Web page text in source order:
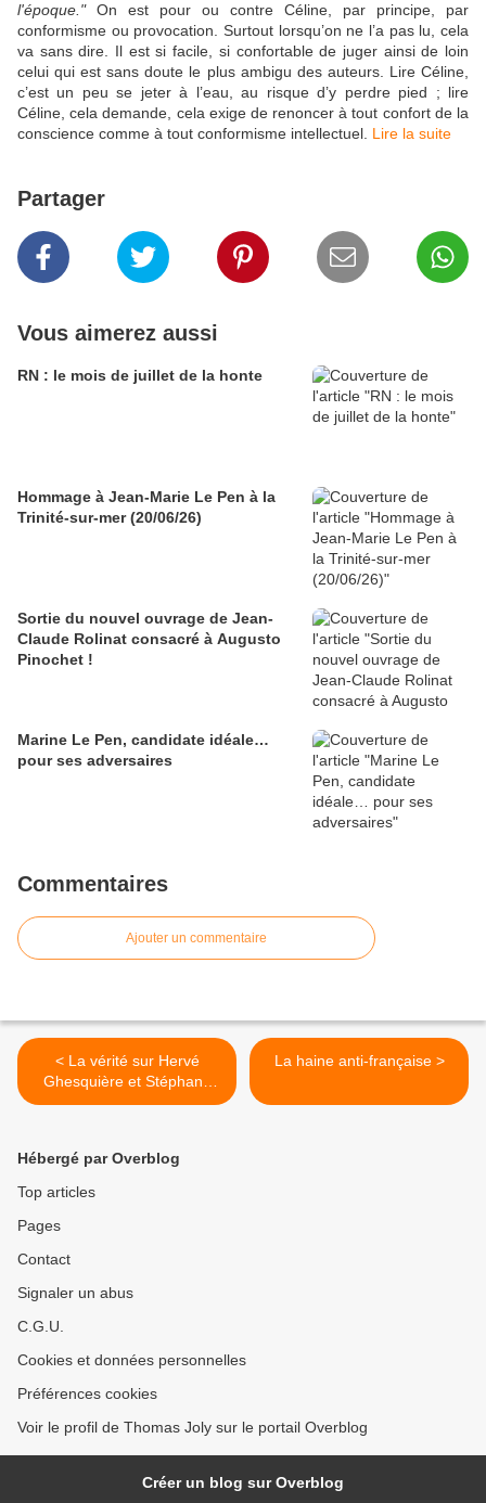
l'époque."On est pour ou contre Céline, par principe, par
conformisme ou provocation. Surtout lorsqu’on ne l’a pas lu, cela
va sans dire. Il est si facile, si confortable de juger ainsi de loin
celui qui est sans doute le plus ambigu des auteurs. Lire Céline,
c’est un peu se jeter à l’eau, au risque d’y perdre pied ; lire
Céline, cela demande, cela exige de renoncer à tout confort de la
conscience comme à tout conformisme intellectuel. Lire la suite
Partager
Vous aimerez aussi
RN : le mois de juillet de la honte
Hommage à Jean-Marie Le Pen à la
Trinité-sur-mer (20/06/26)
Sortie du nouvel ouvrage de Jean-
Claude Rolinat consacré à Augusto
Pinochet !
Marine Le Pen, candidate idéale…
pour ses adversaires
Commentaires
Ajouter un commentaire
< La vérité sur Hervé
Ghesquière et Stéphane
Taponier (par Sylvia & Jules
La haine anti-française >
Hébergé par Overblog
Top articles
Pages
Contact
Signaler un abus
C.G.U.
Cookies et données personnelles
Préférences cookies
Voir le profil de Thomas Joly sur le portail Overblog
Créer un blog sur Overblog